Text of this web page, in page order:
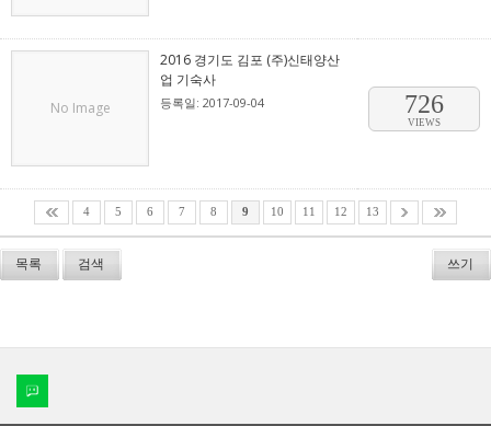
No Image
2016 경기도 김포 (주)신태양산
업 기숙사
등록일: 2017-09-04 726
VIEWS
4 5 6 7 8 9 10 11 12 13
목록 검색 쓰기